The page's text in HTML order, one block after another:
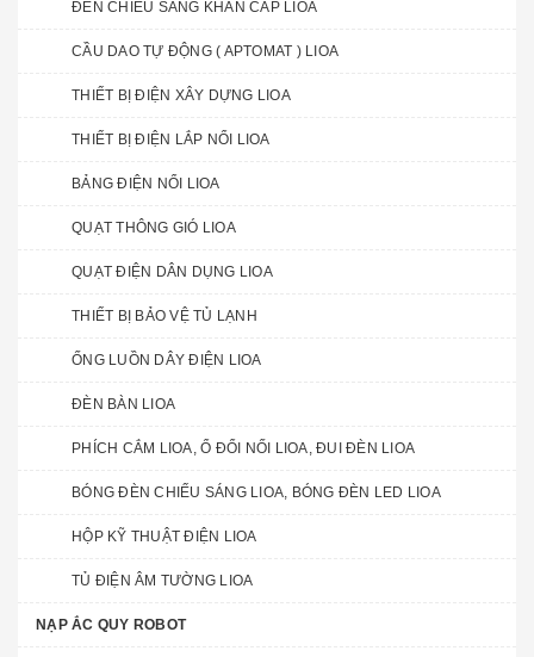
ĐÈN CHIẾU SÁNG KHẨN CẤP LIOA
CẦU DAO TỰ ĐỘNG ( APTOMAT ) LIOA
THIẾT BỊ ĐIỆN XÂY DỰNG LIOA
THIẾT BỊ ĐIỆN LẮP NỔI LIOA
BẢNG ĐIỆN NỔI LIOA
QUẠT THÔNG GIÓ LIOA
QUẠT ĐIỆN DÂN DỤNG LIOA
THIẾT BỊ BẢO VỆ TỦ LẠNH
ỐNG LUỒN DÂY ĐIỆN LIOA
ĐÈN BÀN LIOA
PHÍCH CẮM LIOA, Ổ ĐỔI NỐI LIOA, ĐUI ĐÈN LIOA
BÓNG ĐÈN CHIẾU SÁNG LIOA, BÓNG ĐÈN LED LIOA
HỘP KỸ THUẬT ĐIỆN LIOA
TỦ ĐIỆN ÂM TƯỜNG LIOA
NẠP ẮC QUY ROBOT